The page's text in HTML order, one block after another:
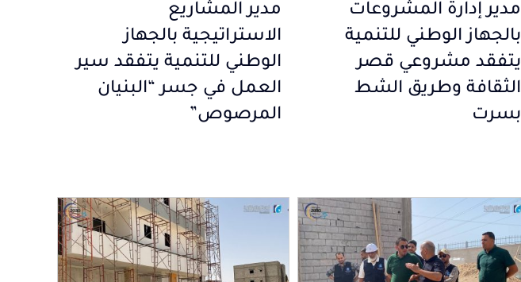
مدير إدارة المشروعات
بالجهاز الوطني للتنمية
يتفقد مشروعي قصر
الثقافة وطريق الشط
بسرت
مدير المشاريع
الاستراتيجية بالجهاز
الوطني للتنمية يتفقد سير
العمل في جسر “البنيان
المرصوص”